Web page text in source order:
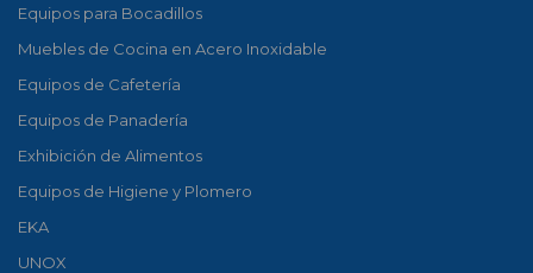
Equipos para Bocadillos
Muebles de Cocina en Acero Inoxidable
Equipos de Cafetería
Equipos de Panadería
Exhibición de Alimentos
Equipos de Higiene y Plomero
EKA
UNOX